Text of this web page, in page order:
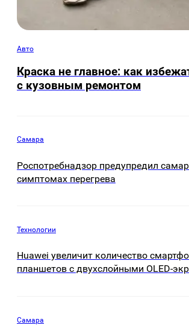
Авто
Краска не главное: как
с кузовным ремонтом
Самара
Роспотребнадзор предупредил
симптомах перегрева
Технологии
Huawei увеличит количество
планшетов с двухслойными OLED-
Самара